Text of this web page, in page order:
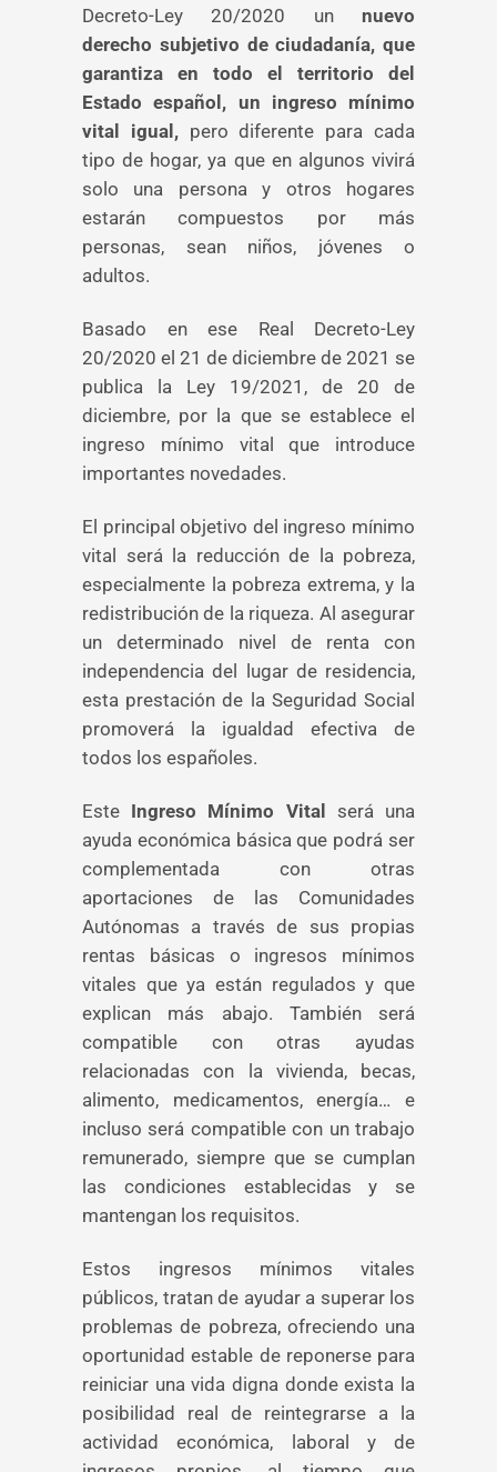
Decreto-Ley 20/2020 un nuevo
derecho subjetivo de ciudadanía, que
garantiza en todo el territorio del
Estado español, un ingreso mínimo
vital igual, pero diferente para cada
tipo de hogar, ya que en algunos vivirá
solo una persona y otros hogares
estarán compuestos por más
personas, sean niños, jóvenes o
adultos.
Basado en ese Real Decreto-Ley
20/2020 el 21 de diciembre de 2021 se
publica la Ley 19/2021, de 20 de
diciembre, por la que se establece el
ingreso mínimo vital que introduce
importantes novedades.
El principal objetivo del ingreso mínimo
vital será la reducción de la pobreza,
especialmente la pobreza extrema, y la
redistribución de la riqueza. Al asegurar
un determinado nivel de renta con
independencia del lugar de residencia,
esta prestación de la Seguridad Social
promoverá la igualdad efectiva de
todos los españoles.
Este Ingreso Mínimo Vital
será una
ayuda económica básica que podrá ser
complementada con otras
aportaciones de las Comunidades
Autónomas a través de sus propias
rentas básicas o ingresos mínimos
vitales que ya están regulados y que
explican más abajo. También será
compatible con otras ayudas
relacionadas con la vivienda, becas,
alimento, medicamentos, energía… e
incluso será compatible con un trabajo
remunerado, siempre que se cumplan
las condiciones establecidas y se
mantengan los requisitos.
Estos ingresos mínimos vitales
públicos, tratan de ayudar a superar los
problemas de pobreza, ofreciendo una
oportunidad estable de reponerse para
reiniciar una vida digna donde exista la
posibilidad real de reintegrarse a la
actividad económica, laboral y de